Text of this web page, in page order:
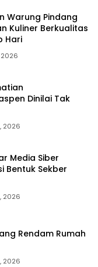
Warung Pindang
Kuliner Berkualitas
Hari
2026
Dinilai Tak
2026
Media Siber
Bentuk Sekber
2026
Rendam Rumah
2026